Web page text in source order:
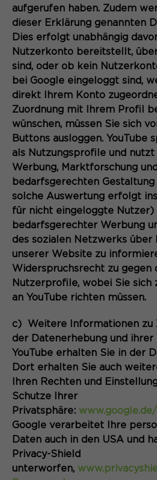
aufgerufen haben. Zudem
dieser Erklärung genannten
Dies erfolgt unabhängig
Nutzerkonto bereitstellt,
sind, oder ob kein
bei Google eingeloggt sind,
direkt Ihrem Konto
Zuordnung mit Ihrem Profil
wünschen, müssen Sie sich
Buttons ausloggen. YouTube
als Nutzungsprofile und
Werbung, Marktforschung
bedarfsgerechten
solche Auswertung erfolgt
für nicht eingeloggte Nutzer)
bedarfsgerechter Werbung
des sozialen Netzwerks
unserer Website zu
Widerspruchsrecht zu gegen
Nutzerprofile, wobei Sie sich
an YouTube richten müssen.
c) Weitere Informationen zu
der Datenerhebung und
YouTube erhalten Sie in der
Dort erhalten Sie auch
Ihren Rechten und
Schutze Ihrer
Privatsphäre:
Google verarbeitet Ihre
Daten auch in den USA und
Privacy-Shield
unterworfen,